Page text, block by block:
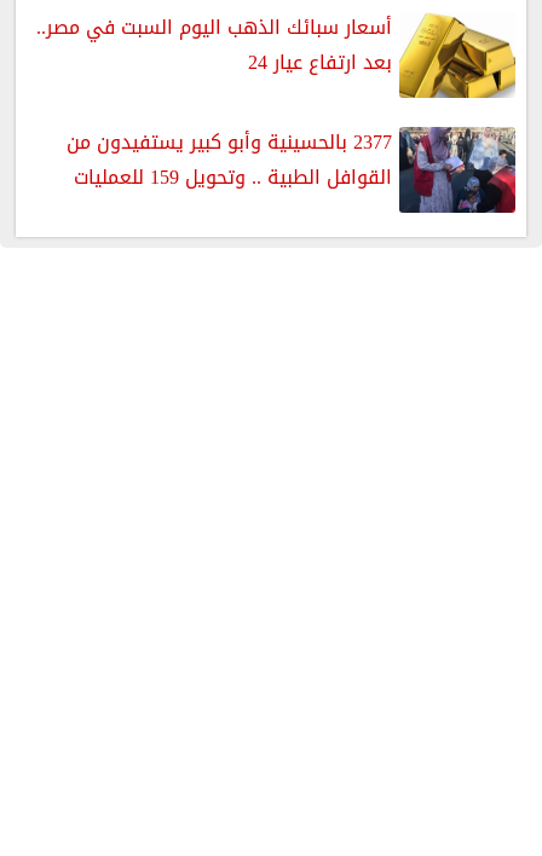
أسعار سبائك الذهب اليوم السبت في مصر..
بعد ارتفاع عيار 24
2377 بالحسينية وأبو كبير يستفيدون من
القوافل الطبية .. وتحويل 159 للعمليات